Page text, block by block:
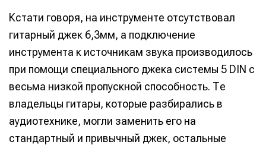
Кстати говоря, на инструменте отсутствовал
гитарный джек 6,3мм, а подключение
инструмента к источникам звука производилось
при помощи специального джека системы 5 DIN с
весьма низкой пропускной способность. Те
владельцы гитары, которые разбирались в
аудиотехнике, могли заменить его на
стандартный и привычный джек, остальные